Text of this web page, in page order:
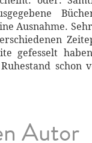
Ausnahme.
gefesselt
schon
Autor